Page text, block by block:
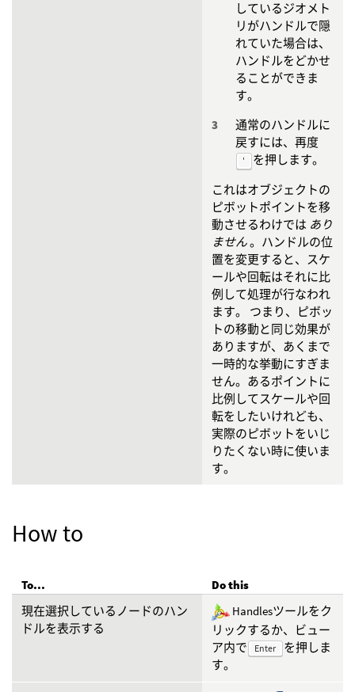
しているジオメト
リがハンドルで隠
れていた場合は、
ハンドルをどかせ
ることができま
す。
通常のハンドルに
戻すには、再度
'
を押します。
これはオブジェクトの
ピボットポイントを移
動させるわけでは あり
ません。ハンドルの位
置を変更すると、スケ
ールや回転はそれに比
例して処理が行なわれ
ます。 つまり、ピボッ
トの移動と同じ効果が
ありますが、あくまで
一時的な挙動にすぎま
せん。あるポイントに
比例してスケールや回
転をしたいけれども、
実際のピボットをいじ
りたくない時に使いま
す。
How to
To...
Do this
現在選択しているノードのハン
ドルを表示する
Handlesツールをク
リックするか、ビュー
ア内で
Enter
を押しま
す。